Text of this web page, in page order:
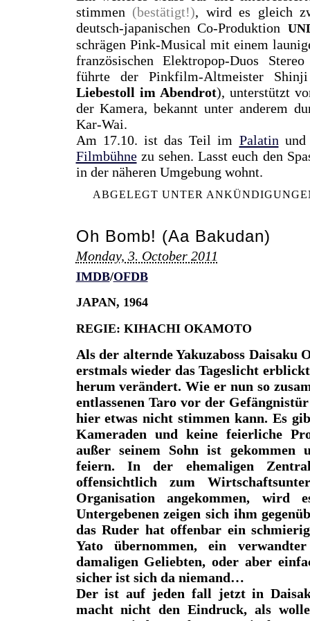
stimmen (bestätigt!), wird es gleich
deutsch-japanischen Co-Produktion
schrägen Pink-Musical mit einem
französischen Elektropop-Duos
führte der Pinkfilm-Altmeister
Liebestoll im Abendrot), unterstützt
der Kamera, bekannt unter anderem
Kar-Wai.
Am 17.10. ist das Teil im Palatin
Filmbühnezu sehen. Lasst euch den
in der näheren Umgebung wohnt.
ABGELEGT UNTER
Oh Bomb! (Aa Bakudan)
Monday, 3. October 2011
IMDB/OFDB
JAPAN, 1964
REGIE: KIHACHI OKAMOTO
Als der alternde Yakuzaboss Daisaku
erstmals wieder das Tageslicht
herum verändert. Wie er nun so
entlassenen Taro vor der
hier etwas nicht stimmen kann. Es
Kameraden und keine feierliche
außer seinem Sohn ist gekommen
feiern. In der ehemaligen
offensichtlich zum
Organisation angekommen, wird
Untergebenen zeigen sich ihm
das Ruder hat offenbar ein
Yato übernommen, ein
damaligen Geliebten, oder aber
sicher ist sich da niemand…
Der ist auf jeden fall jetzt in
macht nicht den Eindruck, als